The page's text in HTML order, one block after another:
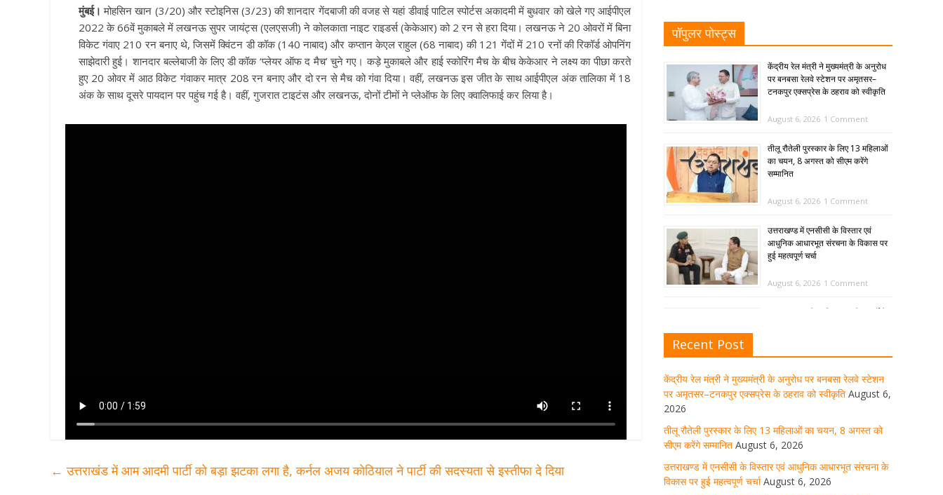
मुंबई।मोहसिन खान (3/20) और स्टोइनिस (3/23) की शानदार गेंदबाजी की वजह से यहां डीवाई पाटिल स्पोर्टस अकादमी में बुधवार को खेले गए आईपीएल
2022 के 66वें मुकाबले में लखनऊ सुपर जायंट्स (एलएसजी) ने कोलकाता नाइट राइडर्स (केकेआर) को 2 रन से हरा दिया। लखनऊ ने 20 ओवरों में बिना
विकेट गंवाए 210 रन बनाए थे, जिसमें क्विंटन डी कॉक (140 नाबाद) और कप्तान केएल राहुल (68 नाबाद) की 121 गेंदों में 210 रनों की रिकॉर्ड ओपनिंग
साझेदारी हुई। शानदार बल्लेबाजी के लिए डी कॉक ‘प्लेयर ऑफ द मैच’ चुने गए। कड़े मुकाबले और हाई स्कोरिंग मैच के बीच केकेआर ने लक्ष्य का पीछा करते
हुए 20 ओवर में आठ विकेट गंवाकर मात्र 208 रन बनाए और दो रन से मैच को गंवा दिया। वहीं, लखनऊ इस जीत के साथ आईपीएल अंक तालिका में 18
अंक के साथ दूसरे पायदान पर पहुंच गई है। वहीं, गुजरात टाइटंस और लखनऊ, दोनों टीमों ने प्लेऑफ के लिए क्वालिफाई कर लिया है।
← उत्तराखंड में आम आदमी पार्टी को बड़ा झटका लगा है, कर्नल अजय कोठियाल ने पार्टी की सदस्यता से इस्तीफा दे दिया
पॉपुलर पोस्ट्स
केंद्रीय रेल मंत्री ने मुख्यमंत्री के अनुरोध
पर बनबसा रेलवे स्टेशन पर अमृतसर–
टनकपुर एक्सप्रेस के ठहराव को स्वीकृति
August 6, 2026 1 Comment
तीलू रौतेली पुरस्कार के लिए 13 महिलाओं
का चयन, 8 अगस्त को सीएम करेंगे
सम्मानित
August 6, 2026 1 Comment
उत्तराखण्ड में एनसीसी के विस्तार एवं
आधुनिक आधारभूत संरचना के विकास पर
हुई महत्वपूर्ण चर्चा
August 6, 2026 1 Comment
SIR: 65 साल के अधिक आयु के बुजुर्गों के
मुख्यमंत्री पुष्कर सिंह धामी ने हरकी पैड़ी से
किया गया
Recent Post
केंद्रीय रेल मंत्री ने मुख्यमंत्री के अनुरोध पर बनबसा रेलवे स्टेशन
पर अमृतसर–टनकपुर एक्सप्रेस के ठहराव को स्वीकृति August 6,
2026
तीलू रौतेली पुरस्कार के लिए 13 महिलाओं का चयन, 8 अगस्त को
सीएम करेंगे सम्मानित August 6, 2026
उत्तराखण्ड में एनसीसी के विस्तार एवं आधुनिक आधारभूत संरचना के
विकास पर हुई महत्वपूर्ण चर्चा August 6, 2026